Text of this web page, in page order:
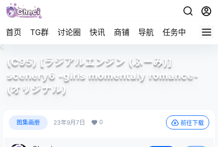
首页 TG群 讨论圈 快讯 商铺 导航 任务中心 帮助
(C95) [ラジアルエンジン (ふーみ)]
scenery6 -girls momentaly romance-
(オリジナル)
图集画册 23年9月7日 0 前往下载